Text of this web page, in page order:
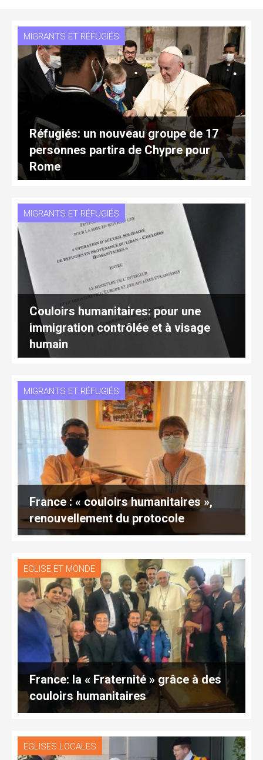
MIGRANTS ET RÉFUGIÉS
Réfugiés: un nouveau groupe de 17
personnes partira de Chypre pour
Rome
MIGRANTS ET RÉFUGIÉS
Couloirs humanitaires: pour une
immigration contrôlée et à visage
humain
MIGRANTS ET RÉFUGIÉS
France : « couloirs humanitaires »,
renouvellement du protocole
EGLISE ET MONDE
France: la « Fraternité » grâce à des
couloirs humanitaires
EGLISES LOCALES